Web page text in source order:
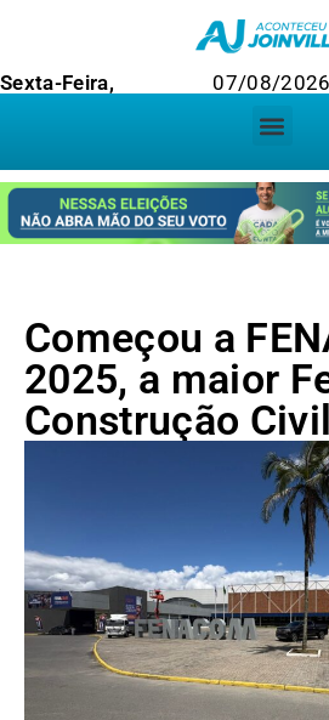
Sexta-Feira, 07/08/2026
Começou a
2025, a maior
Construção